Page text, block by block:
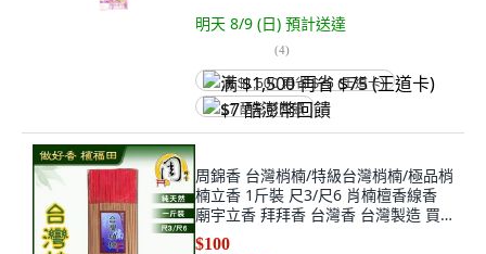
明天 8/9 (日) 預計送達
(4)
满 $1,500 再省 $75 (王道卡)
$7 酷澎幣回饋
周錦香 台灣梢楠/特級台灣梢楠/極品梢
楠立香 1斤裝 尺3/尺6 肖楠檀香線香
廟宇立香 拜拜香 台灣香 台灣製造 買
10送1, 1個, 台灣梢楠-$100,尺3
$100